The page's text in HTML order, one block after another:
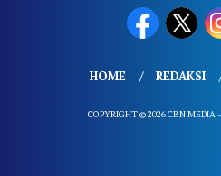
HOME REDAKSI
COPYRIGHT © 2026 CBN MEDIA